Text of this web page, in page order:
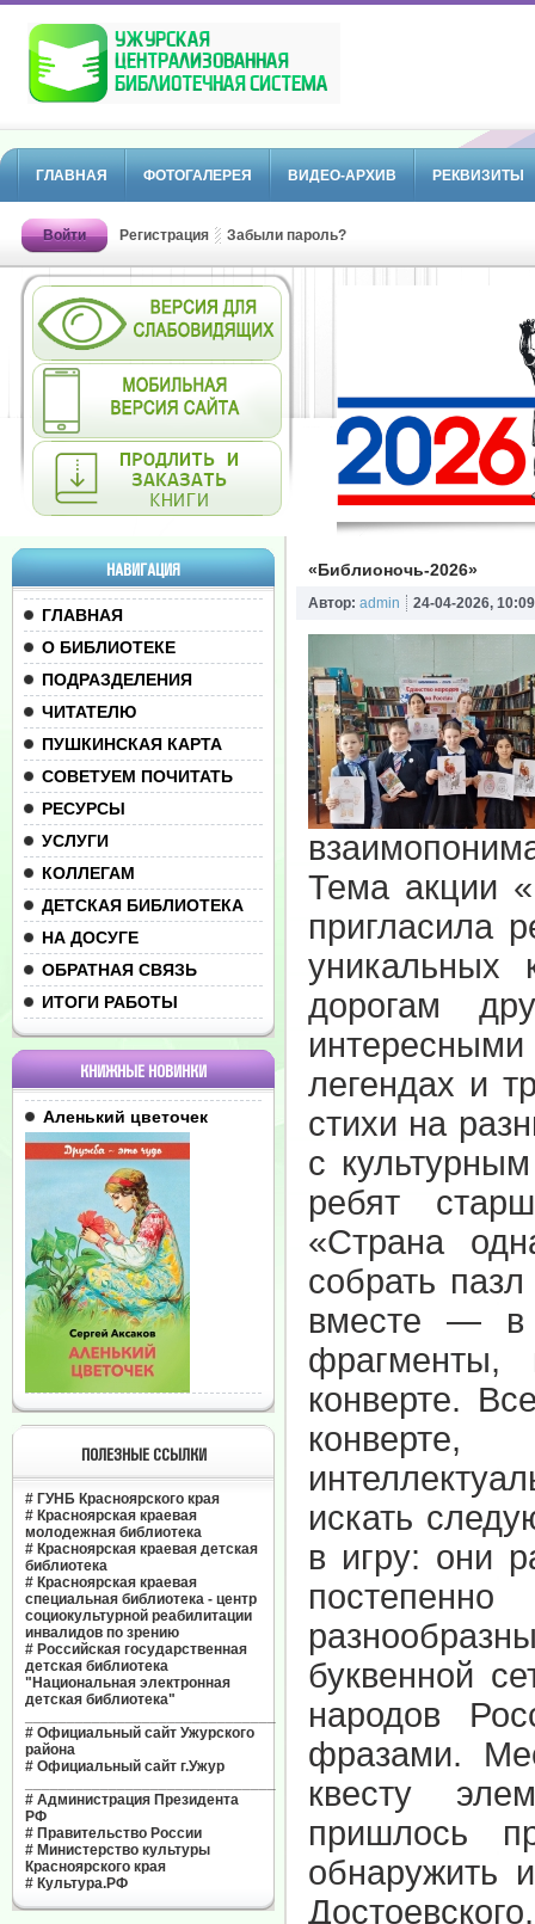
ГЛАВНАЯ ФОТОГАЛЕРЕЯ ВИДЕО-АРХИВ РЕКВИЗИТЫ
Войти Регистрация Забыли пароль?
НАВИГАЦИЯ
ГЛАВНАЯ
О БИБЛИОТЕКЕ
ПОДРАЗДЕЛЕНИЯ
ЧИТАТЕЛЮ
ПУШКИНСКАЯ КАРТА
СОВЕТУЕМ ПОЧИТАТЬ
РЕСУРСЫ
УСЛУГИ
КОЛЛЕГАМ
ДЕТСКАЯ БИБЛИОТЕКА
НА ДОСУГЕ
ОБРАТНАЯ СВЯЗЬ
ИТОГИ РАБОТЫ
КНИЖНЫЕ НОВИНКИ
Аленький цветочек
ПОЛЕЗНЫЕ ССЫЛКИ
# ГУНБ Красноярского края
# Красноярская краевая
молодежная библиотека
# Красноярская краевая детская
библиотека
# Красноярская краевая
специальная библиотека - центр
социокультурной реабилитации
инвалидов по зрению
# Российская государственная
детская библиотека
"Национальная электронная
детская библиотека"
# Официальный сайт Ужурского
района
# Официальный сайт г.Ужур
# Администрация Президента
РФ
# Правительство России
# Министерство культуры
Красноярского края
# Культура.РФ
«Библионочь-2026»
Автор: admin 24-04-2026, 10:09
Тема акции
пригласила
уникальных
дорогам
легендах и
стихи на
с
ребят
«Страна
собрать
вместе — в
фрагменты,
конверте.
искать
в игру: они
постепенно
буквенной
народов
фразами.
квесту
пришлось
обнаружить